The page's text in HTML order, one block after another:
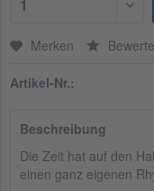
1
Merken
Artikel-Nr.:
Beschreibung
Die Zeit hat auf den
einen ganz eigenen